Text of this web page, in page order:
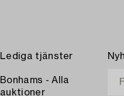
Lediga tjänster
Bonhams - Alla
auktioner